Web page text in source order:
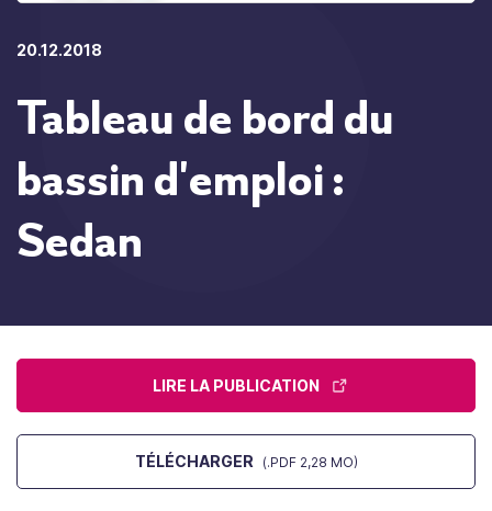
20.12.2018
Tableau de bord du
bassin d'emploi :
Sedan
LIRE LA PUBLICATION
TÉLÉCHARGER (.PDF 2,28 MO)